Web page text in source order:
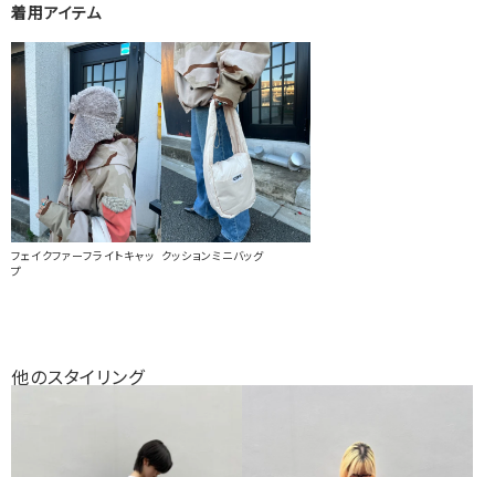
着用アイテム
フェイクファーフライトキャッ
プ
クッションミニバッグ
他のスタイリング